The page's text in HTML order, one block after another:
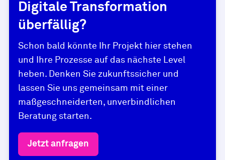
Digitale Transformation
überfällig?
Schon bald könnte Ihr Projekt hier stehen
und Ihre Prozesse auf das nächste Level
heben. Denken Sie zukunftssicher und
lassen Sie uns gemeinsam mit einer
maßgeschneiderten, unverbindlichen
Beratung starten.
Jetzt anfragen